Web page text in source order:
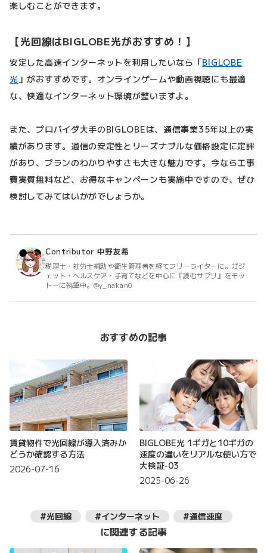
楽しむことができます。
【光回線はBIGLOBE光がおすすめ！】
安定した高速インターネットを利用したいなら「BIGLOBE
光 」がおすすめです。オンラインゲームや動画視聴にも最適
な、快適なインターネット環境が整いますよ。
また、プロバイダ大手のBIGLOBEは、通信事業35年以上の実
績があります。通信の安定性とリーズナブルな価格設定に定評
があり、プランのわかりやすさも大きな魅力です。今なら工事
費実質無料など、お得なキャンペーンも実施中ですので、ぜひ
検討してみてはいかがでしょうか。
Contributor 中野友希
税理士・社労士補助や衛生管理者を経てフリーライターに。ガジ
ェット・ヘルスケア・子育てなどを中心に『読むサプリ』をモッ
トーに執筆中。@y_nakan0
おすすめの記事
賃貸物件で光回線が導入済みか
どうか確認する方法
2026-07-16
BIGLOBE光 1ギガと10ギガの
速度の違いをリアルな使い方で
大検証-03
2025-06-26
#光回線 #インターネット #通信速度
に関連する記事